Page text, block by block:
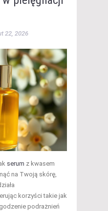
22, 2026
serum z kwasem
na Twoją skórę,
korzyści takie jak
podrażnień